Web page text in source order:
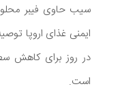
سیب حاوی فیبر
در روز برای کاهش
است.